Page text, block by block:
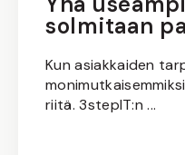
solmitaan
Kun asiakkaiden
riitä. 3stepIT:n ...